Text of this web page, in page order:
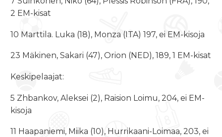
2 EM-kisat
10 Marttila. Luka (18), Monza (ITA) 197, ei EM-kisoja
23 Mäkinen, Sakari (47), Orion (NED), 189, 1 EM-kisat
Keskipelaajat:
5 Zhbankov, Aleksei (2), Raision Loimu, 204, ei EM-
kisoja
11 Haapaniemi, Miika (10), Hurrikaani-Loimaa, 203, ei